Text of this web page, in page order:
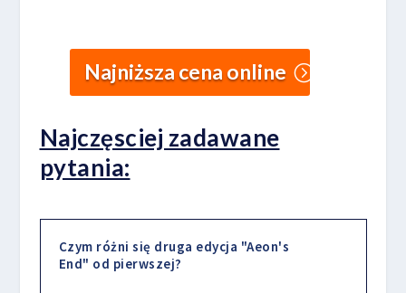
Najniższa cena online
Najczęsciej zadawane
pytania:
Czym różni się druga edycja "Aeon's
End" od pierwszej?